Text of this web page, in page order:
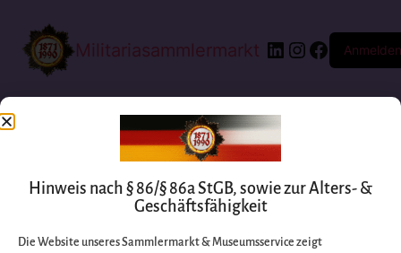
Militariasammlermarkt Anmelden
Hinweis nach § 86/§ 86a StGB, sowie zur Alters- &
Geschäftsfähigkeit
Die Website unseres Sammlermarkt & Museumsservice zeigt